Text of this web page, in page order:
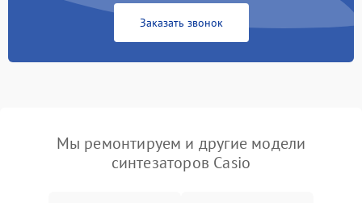
Заказать звонок
Мы ремонтируем и другие модели
синтезаторов Casio